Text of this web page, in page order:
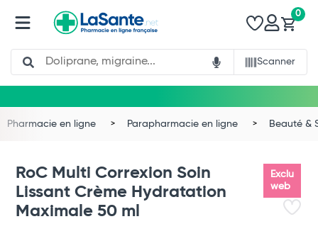
Search
Scanner
0
Pharmacie en ligne Parapharmacie en ligne Beauté &
Exclu
web
RoC Multi Correxion Soin
Lissant Crème Hydratation
Maximale 50 ml